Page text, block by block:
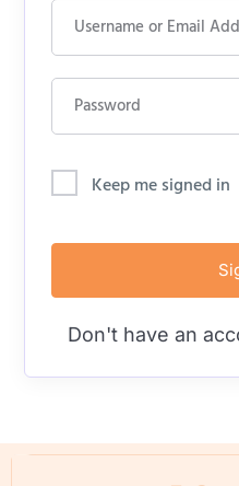
Keep me signed in
Don't have an